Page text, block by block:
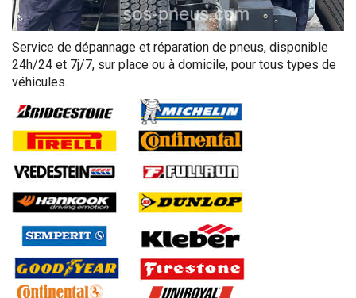
Service de dépannage et réparation de pneus, disponible
24h/24 et 7j/7, sur place ou à domicile, pour tous types de
véhicules.